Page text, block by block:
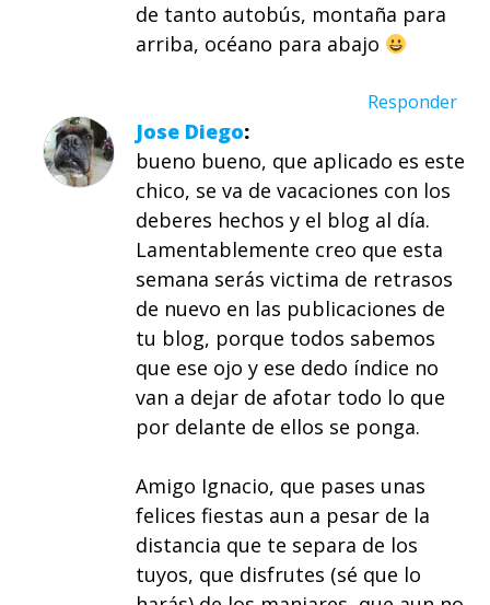
de tanto autobús, montaña para
arriba, océano para abajo
Responder
Jose Diego
bueno bueno, que aplicado es este
chico, se va de vacaciones con los
deberes hechos y el blog al día.
Lamentablemente creo que esta
semana serás victima de retrasos
de nuevo en las publicaciones de
tu blog, porque todos sabemos
que ese ojo y ese dedo índice no
van a dejar de afotar todo lo que
por delante de ellos se ponga.
Amigo Ignacio, que pases unas
felices fiestas aun a pesar de la
distancia que te separa de los
tuyos, que disfrutes (sé que lo